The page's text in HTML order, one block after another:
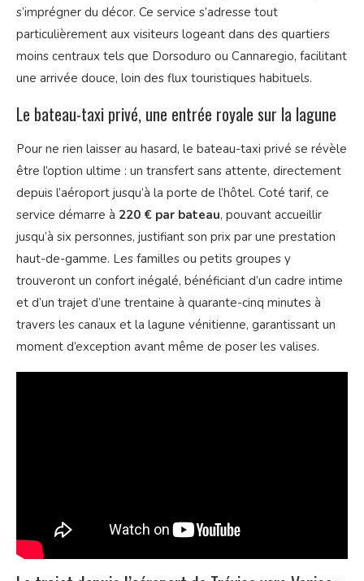
s’imprégner du décor. Ce service s’adresse tout
particulièrement aux visiteurs logeant dans des quartiers
moins centraux tels que Dorsoduro ou Cannaregio, facilitant
une arrivée douce, loin des flux touristiques habituels.
Le bateau-taxi privé, une entrée royale sur la lagune
Pour ne rien laisser au hasard, le bateau-taxi privé se révèle
être l’option ultime : un transfert sans attente, directement
depuis l’aéroport jusqu’à la porte de l’hôtel. Coté tarif, ce
service démarre à 220 € par bateau, pouvant accueillir
jusqu’à six personnes, justifiant son prix par une prestation
haut-de-gamme. Les familles ou petits groupes y
trouveront un confort inégalé, bénéficiant d’un cadre intime
et d’un trajet d’une trentaine à quarante-cinq minutes à
travers les canaux et la lagune vénitienne, garantissant un
moment d’exception avant même de poser les valises.